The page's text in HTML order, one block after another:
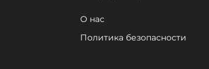
О нас
Политика безопасности